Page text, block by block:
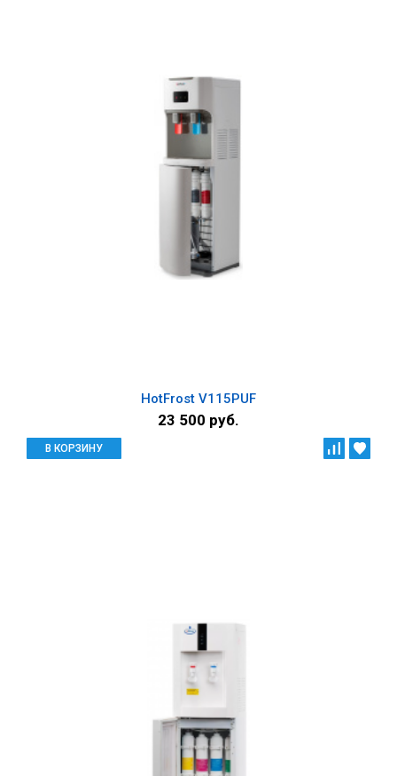
HotFrost V115PUF
23 500 руб.
В КОРЗИНУ